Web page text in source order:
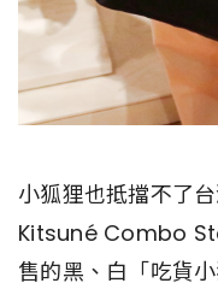
小狐狸也抵擋不了
Kitsuné Combo
售的黑、白「吃貨